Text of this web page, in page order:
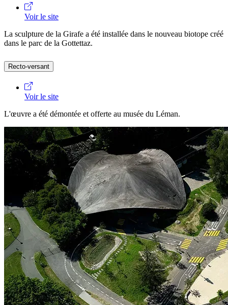
Voir le site
La sculpture de la Girafe a été installée dans le nouveau biotope créé
dans le parc de la Gottettaz.
Recto-versant
Voir le site
L'œuvre a été démontée et offerte au musée du Léman.